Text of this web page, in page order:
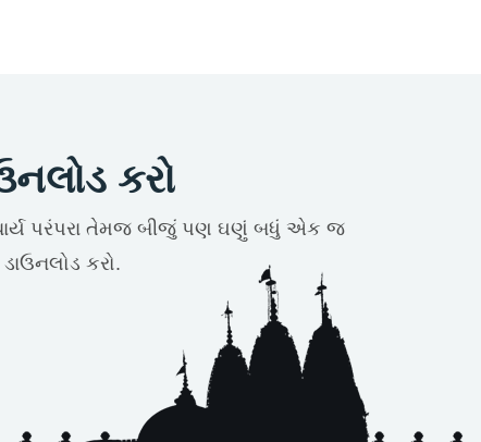
કરો
પરંપરા તેમજ બીજું પણ ઘણું બધું એક જ
કરો.